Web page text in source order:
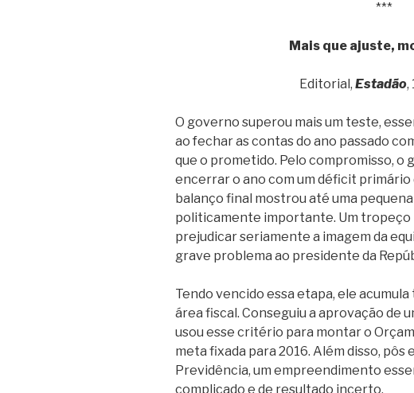
***
Mais que ajuste,
Editorial,Estadão,
O governo superou mais um teste,
ao fechar as contas do ano passado
que o prometido. Pelo compromisso,
encerrar o ano com um déficit primário
balanço final mostrou até uma
politicamente importante. Um tropeço
prejudicar seriamente a imagem da
grave problema ao presidente da
Tendo vencido essa etapa, ele
área fiscal. Conseguiu a aprovação de
usou esse critério para montar o
meta fixada para 2016. Além disso, pôs
Previdência, um empreendimento
complicado e de resultado incerto.